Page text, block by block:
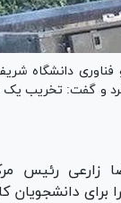
فناوری دانشگاه
کرد و گفت: تخریب
زارعی رئیس
برای